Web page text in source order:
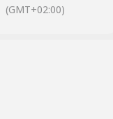
(GMT+02:00)